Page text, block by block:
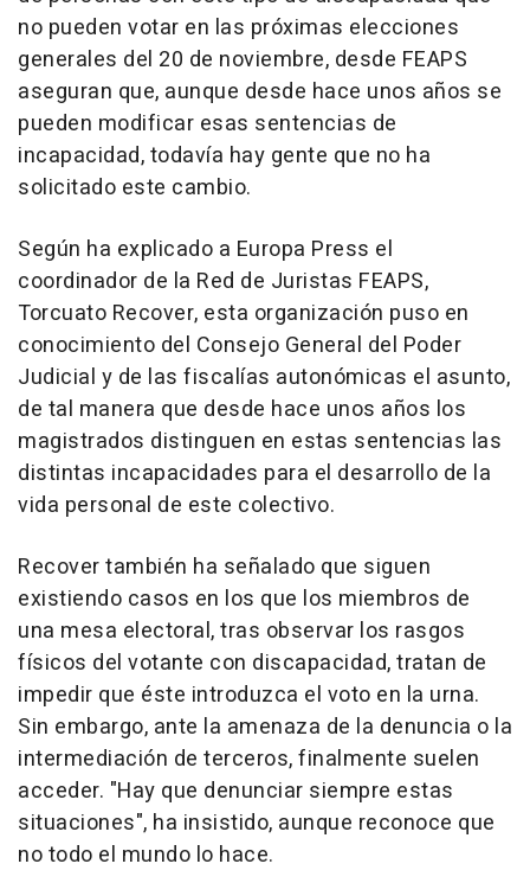
no pueden votar en las próximas elecciones
generales del 20 de noviembre, desde FEAPS
aseguran que, aunque desde hace unos años se
pueden modificar esas sentencias de
incapacidad, todavía hay gente que no ha
solicitado este cambio.
Según ha explicado a Europa Press el
coordinador de la Red de Juristas FEAPS,
Torcuato Recover, esta organización puso en
conocimiento del Consejo General del Poder
Judicial y de las fiscalías autonómicas el asunto,
de tal manera que desde hace unos años los
magistrados distinguen en estas sentencias las
distintas incapacidades para el desarrollo de la
vida personal de este colectivo.
Recover también ha señalado que siguen
existiendo casos en los que los miembros de
una mesa electoral, tras observar los rasgos
físicos del votante con discapacidad, tratan de
impedir que éste introduzca el voto en la urna.
Sin embargo, ante la amenaza de la denuncia o la
intermediación de terceros, finalmente suelen
acceder. "Hay que denunciar siempre estas
situaciones", ha insistido, aunque reconoce que
no todo el mundo lo hace.